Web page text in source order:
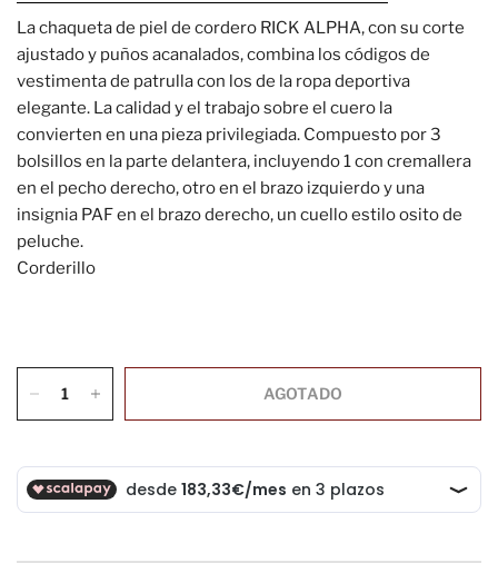
La chaqueta de piel de cordero RICK ALPHA, con su corte
ajustado y puños acanalados, combina los códigos de
vestimenta de patrulla con los de la ropa deportiva
elegante. La calidad y el trabajo sobre el cuero la
convierten en una pieza privilegiada. Compuesto por 3
bolsillos en la parte delantera, incluyendo 1 con cremallera
en el pecho derecho, otro en el brazo izquierdo y una
insignia PAF en el brazo derecho, un cuello estilo osito de
peluche.
Corderillo
AGOTADO